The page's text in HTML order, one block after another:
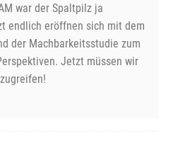
war der Spaltpilz ja
endlich eröffnen sich mit dem
der Machbarkeitsstudie zum
Jetzt müssen wir